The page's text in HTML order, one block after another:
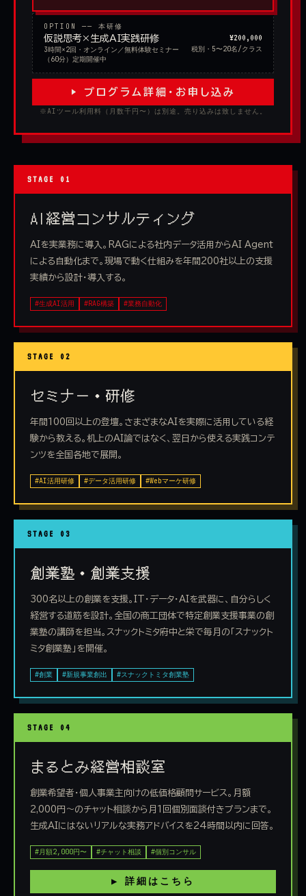
OPTION ── 本研修
仮説思考×生成AI実践研修
3時間×2回・オンライン／無料体験セミナー
（60分）定期開催中
¥200,000
税別・5〜20名/クラス
▶ プログラム詳細・お申し込み
※AIツール利用料（月数千円〜）は別途。売り込みは致しません。
STAGE 01
AI経営コンサルティング
AIを実業務に導入。RAGによる社内データ活用からAI Agent
による自動化まで。現場で動く仕組みを年間200社以上の支援
実績から設計・導入する。
#生成AI活用 #RAG構築 #業務自動化
STAGE 02
セミナー・研修
年間100回以上の登壇。さまざまなAIを実際に活用している経
験から教える。机上のAI論ではなく、翌日から使える実践コンテ
ンツを全国各地で展開。
#AI活用研修 #データ活用研修 #Webマーケ研修
STAGE 03
創業塾・創業支援
300名以上の創業を支援。IT・データ・AIを武器に、自分らしく
経営する道筋を設計。全国の商工団体で特定創業支援事業の創
業塾の講師を担当。スナックトミタ府中と栄で毎月の「スナックト
ミタ創業塾」を開催。
#創業 #新規事業創出 #スナックトミタ創業塾
STAGE 04
まるとみ経営相談室
創業希望者・個人事業主向けの低価格顧問サービス。月額
2,000円〜のチャット相談から月1回個別面談付きプランまで。
生成AIにはないリアルな実務アドバイスを24時間以内に回答。
#月額2,000円〜 #チャット相談 #個別コンサル
▶ 詳細はこちら